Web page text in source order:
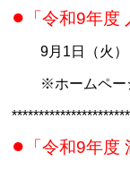
●
「令和9年度
9月1日（火
※ホームペー
●
「令和9年